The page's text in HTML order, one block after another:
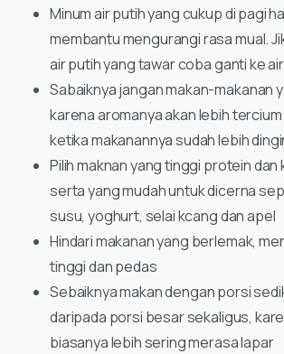
Minum air putih yang cukup di pagi
membantu mengurangi rasa mual.
air putih yang tawar coba ganti ke
Sabaiknya jangan makan-makanan
karena aromanya akan lebih
ketika makanannya sudah lebih
Pilih maknan yang tinggi protein
serta yang mudah untuk dicerna
susu, yoghurt, selai kcang dan apel
Hindari makanan yang berlemak,
tinggi dan pedas
Sebaiknya makan dengan porsi
daripada porsi besar sekaligus,
biasanya lebih sering merasa lapar